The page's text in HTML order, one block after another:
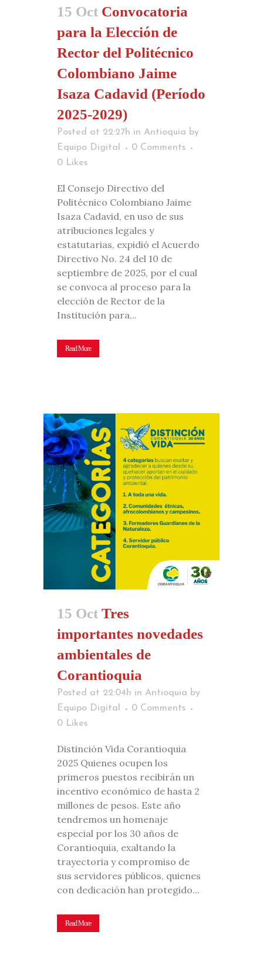
15 Oct Convocatoria
para la Elección de
Rector del Politécnico
Colombiano Jaime
Isaza Cadavid (Período
2025-2029)
Posted at 22:27h in Antioquia by
Equipo Digital
0 Comments
0 Likes
El Consejo Directivo del
Politécnico Colombiano Jaime
Isaza Cadavid, en uso de sus
atribuciones legales y
estatutarias, expidió el Acuerdo
Directivo No. 24 del 10 de
septiembre de 2025, por el cual
se convoca al proceso para la
elección de Rector de la
Institución para...
Read More
15 Oct Tres
importantes novedades
ambientales de
Corantioquia
Posted at 22:04h in Antioquia by
Equipo Digital
0 Comments
0 Likes
Distinción Vida Corantioquia
2025 Quienes ocupen los
primeros puestos recibirán un
incentivo económico de hasta 2
millones de pesos. Este año
tendremos un homenaje
especial por los 30 años de
Corantioquia, exaltando la
trayectoria y compromiso de
sus servidores públicos, quienes
con dedicación han protegido...
Read More